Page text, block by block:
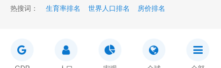
热搜词： 生育率排名 世界人口排名 房价排名